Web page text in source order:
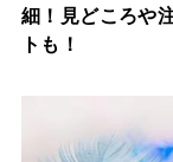
細！見どころや
トも！